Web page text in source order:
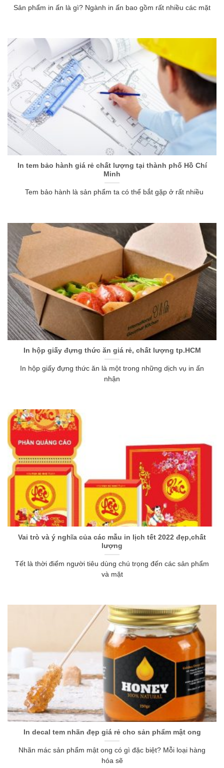
Sản phẩm in ấn là gì? Ngành in ấn bao gồm rất nhiều các mặt
In tem bảo hành giá rẻ chất lượng tại thành phố Hồ Chí
Minh
Tem bảo hành là sản phẩm ta có thể bắt gặp ở rất nhiều
In hộp giấy đựng thức ăn giá rẻ, chất lượng tp.HCM
In hộp giấy đựng thức ăn là một trong những dịch vụ in ấn
nhận
Vai trò và ý nghĩa của các mẫu in lịch tết 2022 đẹp,chất
lượng
Tết là thời điểm người tiêu dùng chú trọng đến các sản phẩm
và mặt
In decal tem nhãn đẹp giá rẻ cho sản phẩm mật ong
Nhãn mác sản phẩm mật ong có gì đặc biệt? Mỗi loại hàng
hóa sẽ